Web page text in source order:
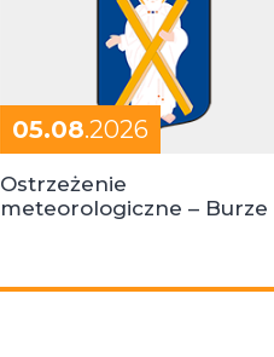
05.08.2026
Ostrzeżenie
meteorologiczne – Burze